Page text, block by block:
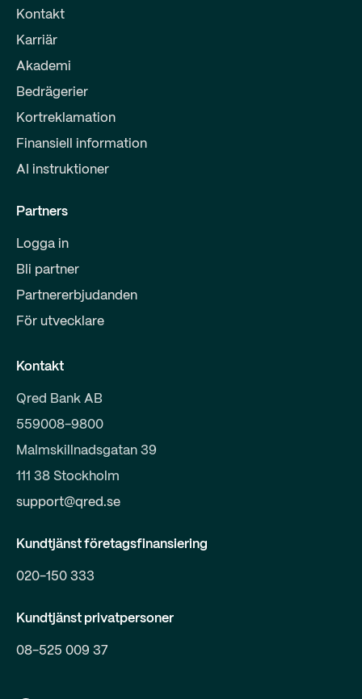
Kontakt
Karriär
Akademi
Bedrägerier
Kortreklamation
Finansiell information
AI instruktioner
Partners
Logga in
Bli partner
Partnererbjudanden
För utvecklare
Kontakt
Qred Bank AB
559008-9800
Malmskillnadsgatan 39
111 38 Stockholm
support@qred.se
Kundtjänst företagsfinansiering
020-150 333
Kundtjänst privatpersoner
08-525 009 37